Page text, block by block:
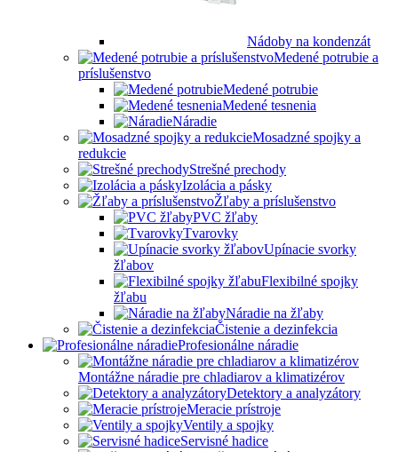
Nádoby na kondenzát
Medené potrubie a
príslušenstvo
Medené potrubie
Medené tesnenia
Náradie
Mosadzné spojky a
redukcie
Strešné prechody
Izolácia a pásky
Žľaby a príslušenstvo
PVC žľaby
Tvarovky
Upínacie svorky
žľabov
Flexibilné spojky
žľabu
Náradie na žľaby
Čistenie a dezinfekcia
Profesionálne náradie
Montážne náradie pre chladiarov a klimatizérov
Detektory a analyzátory
Meracie prístroje
Ventily a spojky
Servisné hadice